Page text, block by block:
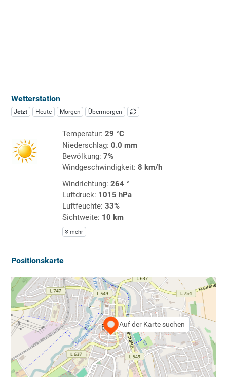
Wetterstation
Jetzt Heute Morgen Übermorgen
Temperatur: 29 °C
Niederschlag: 0.0 mm
Bewölkung: 7%
Windgeschwindigkeit: 8 km/h
Windrichtung: 264 °
Luftdruck: 1015 hPa
Luftfeuchte: 33%
Sichtweite: 10 km
mehr
Positionskarte
Auf der Karte suchen